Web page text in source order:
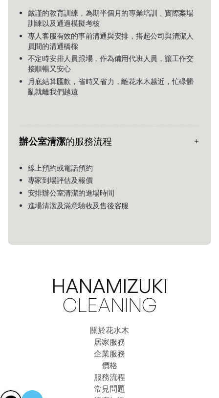
嚴謹的教育訓練，為期半個月的專業培訓﹑實際案場
訓練以及通過模擬考核
專人客服有效的事前溝通與安排，搭起公司與清潔人
員間的溝通橋樑
不定時安排人員跟場，作為備用代班人員，讓工作交
接順暢又安心
月底結算匯款，省時又省力，離花水木越近，忙碌髒
亂就離我們越遠
辦公室清潔的服務流程
線上預約或電話預約
專家到場評估及報價
安排辦公室清潔的進場時間
進場清潔及滿意驗收及售後客服
HANAMIZUKI
CLEANING
關於花水木
關於花水木
居家服務
居家服務
企業服務
企業服務
價格
價格
服務流程
服務流程
常見問題